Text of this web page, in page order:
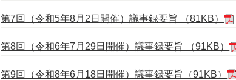
第7回（令和5年8月2日開催）議事録要旨 （81KB）
第8回（令和6年7月29日開催）議事録要旨 （91KB）
第9回（令和8年6月18日開催）議事録要旨（91KB）